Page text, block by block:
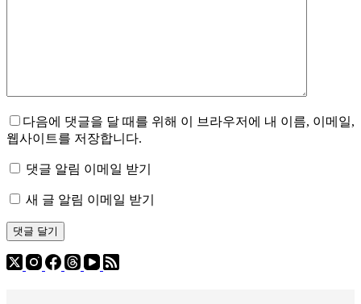
다음에 댓글을 달 때를 위해 이 브라우저에 내 이름, 이메일,
웹사이트를 저장합니다.
댓글 알림 이메일 받기
새 글 알림 이메일 받기
댓글 달기